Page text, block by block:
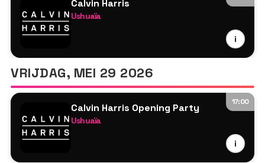
Calvin Harris
Ushuaïa
i
Tyson O'Brien
VRIJDAG, MEI 29 2026
17:00
Calvin Harris Opening Party
Ushuaïa
i